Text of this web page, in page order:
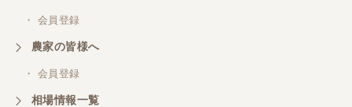
素早く丁寧にされる社長さんです。また欲しい物が
・ 会員登録
農家の皆様へ
・ 会員登録
相場情報一覧